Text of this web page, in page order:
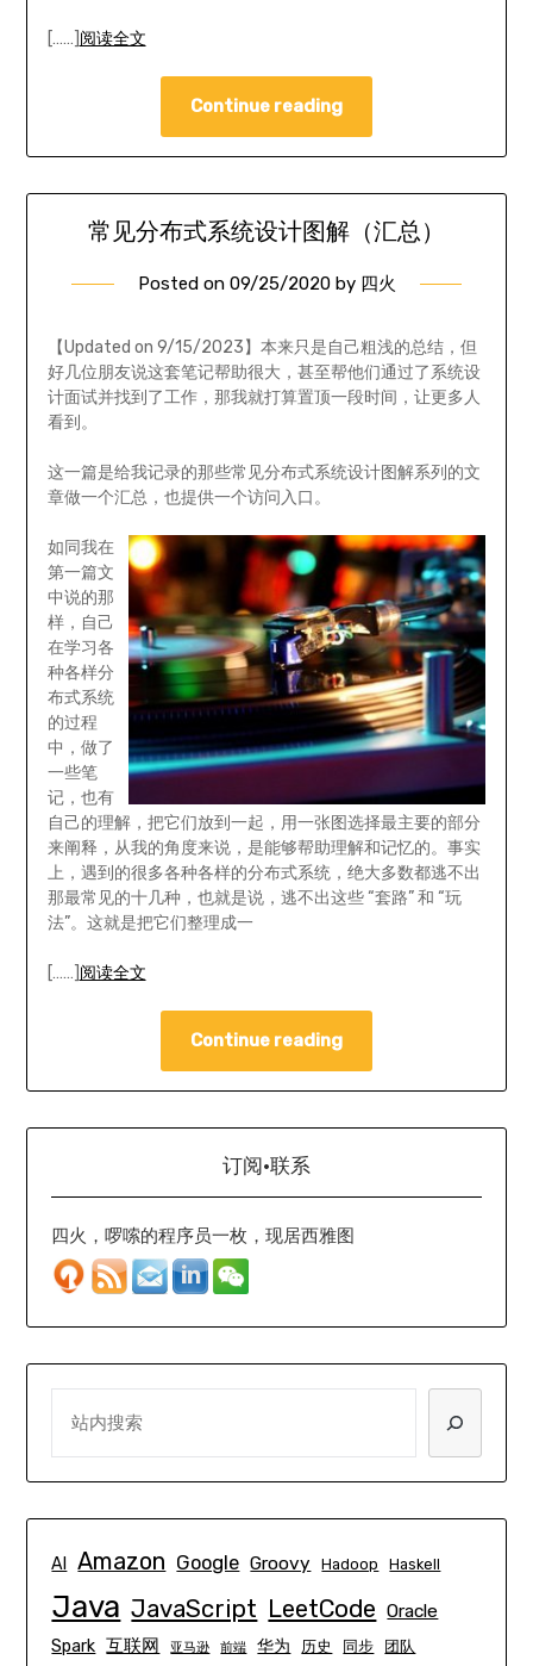
[……] 阅读全文
Continue reading
常见分布式系统设计图解（汇总）
Posted on 09/25/2020by 四火
【Updated on 9/15/2023】本来只是自己粗浅的总结，但
好几位朋友说这套笔记帮助很大，甚至帮他们通过了系统设
计面试并找到了工作，那我就打算置顶一段时间，让更多人
看到。
这一篇是给我记录的那些常见分布式系统设计图解系列的文
章做一个汇总，也提供一个访问入口。
如同我在
第一篇文
中说的那
样，自己
在学习各
种各样分
布式系统
的过程
中，做了
一些笔
记，也有
自己的理解，把它们放到一起，用一张图选择最主要的部分
来阐释，从我的角度来说，是能够帮助理解和记忆的。事实
上，遇到的很多各种各样的分布式系统，绝大多数都逃不出
那最常见的十几种，也就是说，逃不出这些 “套路” 和 “玩
法”。这就是把它们整理成一
[……] 阅读全文
Continue reading
订阅·联系
四火，啰嗦的程序员一枚，现居西雅图
AI Amazon Google Groovy Hadoop Haskell
Java JavaScript LeetCode Oracle
Spark 互联网 亚马逊 前端 华为 历史 同步 团队